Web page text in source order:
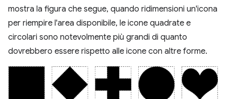
mostra la figura che segue, quando ridimensioni un'icona
per riempire l'area disponibile, le icone quadrate e
circolari sono notevolmente più grandi di quanto
dovrebbero essere rispetto alle icone con altre forme.